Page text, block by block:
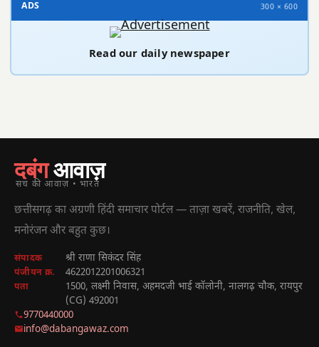
ADS 300 × 600
Read our daily newspaper
दबंगआवाज़
सच की आवाज़ • भारत
छत्तीसगढ़ का अग्रणी हिंदी समाचार पोर्टल — ताज़ा खबरें, राजनीति, खेल,
मनोरंजन और बहुत कुछ।
संपादक श्री राणा सिकंदर सिंह
पंजीयन क्र. 4622012201006321
पता
1500, लक्ष्मी निवास, अहमदजी भाई कॉलोनी, नालगढ़ चौक, रायपुर
(CG) 492001
9770440000
info@dabangawaz.com